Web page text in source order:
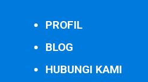
PROFIL
BLOG
HUBUNGI KAMI